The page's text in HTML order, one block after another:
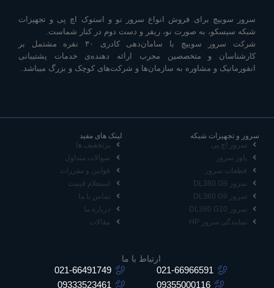
سرور سوییچ برای فروش انواع سرور نو و استوک اچ پی و تجهیزات
شبکه سیسکو، به صورت نو، ریفر و دست دوم در کنار شماست.
شرکت سرور سوییچ با سامان‌دهی کادری ۳۰ نفره مشتمل بر
کارشناسان و متخصصین مجرب ارائه دهنده‌ی خدمات پشتیبانی
انفورماتیک و مشاوره به سازمان‌ها و شرکت‌های کوچک و بزرگ میباشد.
سرور و تجهیزات شبکه
سرور اچ پی
پاور سرور
قطعات سرور
سرور DL380 G9
سرور DL360 G9
سرور DL380 G10
نمایندگی سرور HP
لینک های مفید
پرتخفیف ها
سوالات متداول
قوانین و مقررات
استعلام قیمت
تماس با ما
درباره ما
مقالات
ارتباط با ما
021-66966591
021-66491749
09355000116
09333523461